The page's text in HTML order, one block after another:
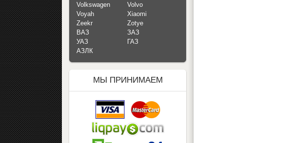
Volkswagen
Volvo
Voyah
Xiaomi
Zeekr
Zotye
ВАЗ
ЗАЗ
УАЗ
ГАЗ
АЗЛК
МЫ ПРИНИМАЕМ